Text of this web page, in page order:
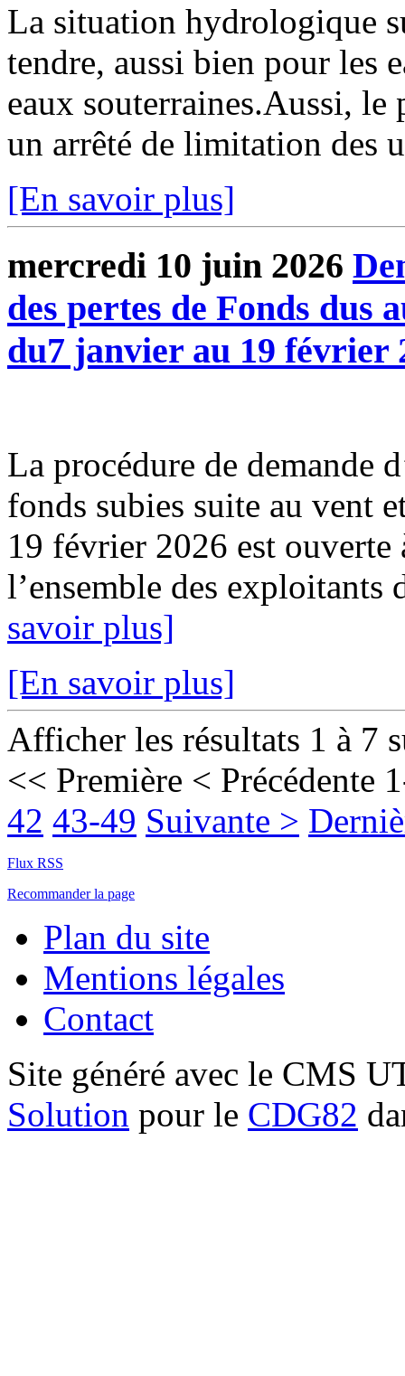
La situation hydrologique
tendre, aussi bien pour les
eaux souterraines.Aussi, le
un arrêté de limitation des
[En savoir plus]
mercredi 10 juin 2026
des pertes de Fonds dus
du7 janvier au 19 février
La procédure de demande
fonds subies suite au vent
19 février 2026 est
l’ensemble des exploitants
savoir plus]
[En savoir plus]
Afficher les résultats 1 à 7
<< Première < Précédente
42 43-49 Suivante >
Flux RSS
Recommander la page
Plan du site
Mentions légales
Contact
Site généré avec le CMS
Solution pour le CDG82